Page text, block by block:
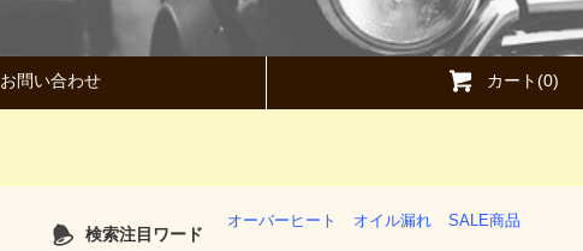
お問い合わせ カート(0)
検索注目ワード
オーバーヒート オイル漏れ SALE商品